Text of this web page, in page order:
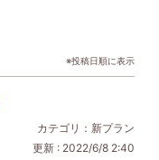
※投稿日順に表示
カテゴリ：新プラン
更新 : 2022/6/8 2:40